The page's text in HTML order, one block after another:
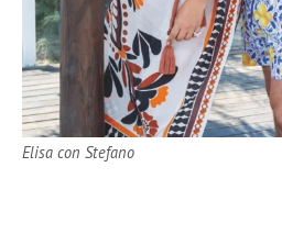
Elisa con Stefano